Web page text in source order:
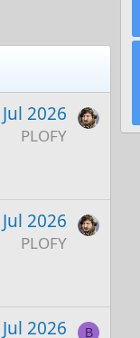
2026
PLOFY
2026
PLOFY
2026 B